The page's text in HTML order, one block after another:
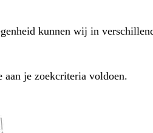
kunnen wij in
aan je zoekcriteria voldoen.